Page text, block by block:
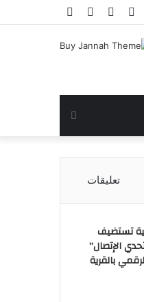
مقال تسجيل
انستقرام يوتيوب
عن
تعليقات
تستضيف
الإتصال”
بالقرية